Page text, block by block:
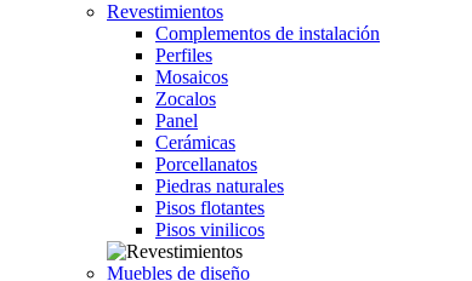
Revestimientos
Complementos de instalación
Perfiles
Mosaicos
Zocalos
Panel
Cerámicas
Porcellanatos
Piedras naturales
Pisos flotantes
Pisos vinilicos
Muebles de diseño